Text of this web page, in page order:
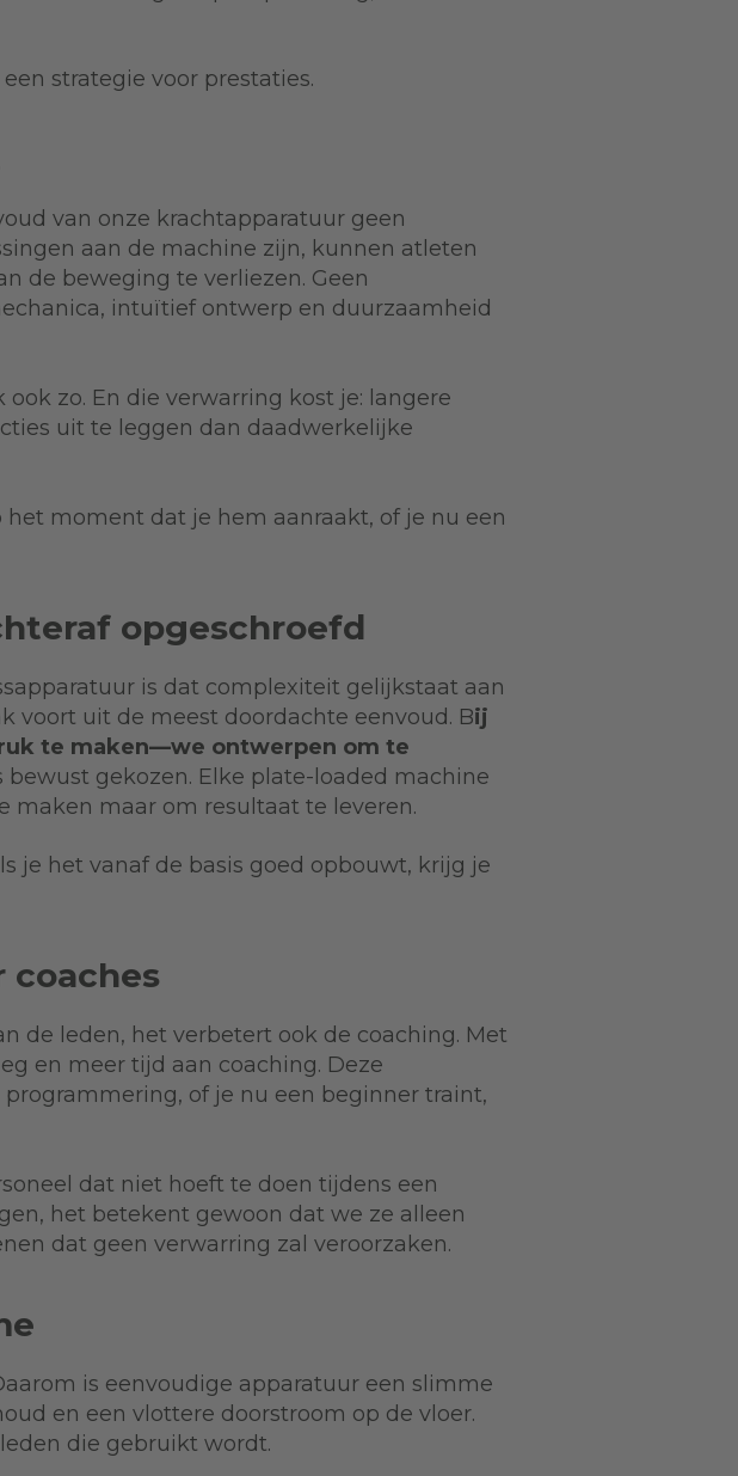
strategie voor prestaties.
van onze krachtapparatuur geen
aan de machine zijn, kunnen atleten
de beweging te verliezen. Geen
intuïtief ontwerp en duurzaamheid
zo. En die verwarring kost je: langere
uit te leggen dan daadwerkelijke
moment dat je hem aanraakt, of je nu een
opgeschroefd
is dat complexiteit gelijkstaat aan
voort uit de meest doordachte eenvoud. Bij
te maken—we ontwerpen om te
gekozen. Elke plate-loaded machine
maken maar om resultaat te leveren.
je het vanaf de basis goed opbouwt, krijg je
de leden, het verbetert ook de coaching. Met
en meer tijd aan coaching. Deze
of je nu een beginner traint,
dat niet hoeft te doen tijdens een
het betekent gewoon dat we ze alleen
dat geen verwarring zal veroorzaken.
is eenvoudige apparatuur een slimme
en een vlottere doorstroom op de vloer.
die gebruikt wordt.